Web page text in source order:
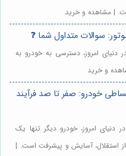
| مشاهده و خرید
سوالات متداول شما ❓
امروز، دسترسی به خودرو به
و خرید
خودرو: صفر تا صد فرآیند
امروز، خودرو دیگر تنها یک
استقلال، آسایش و پیشرفت است. |